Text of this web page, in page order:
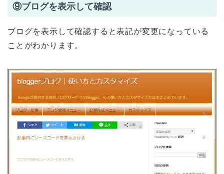
⑨ブログを表示して確認
ブログを表示して確認すると表記が変更になっている
ことがわかります。